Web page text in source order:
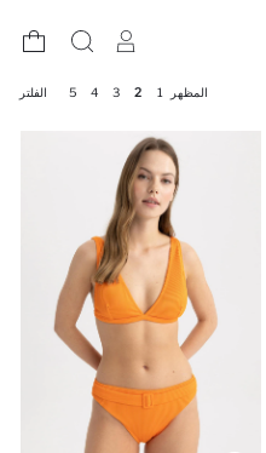
المظهر 1
2
3
4
5 الفلتر